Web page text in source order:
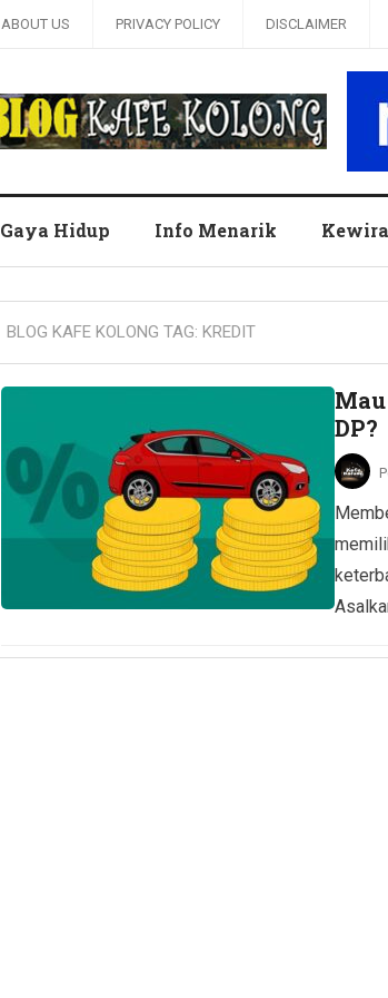
ABOUT US PRIVACY POLICY DISCLAIMER
Gaya Hidup Info Menarik
BLOG KAFE KOLONG TAG: KREDIT
DP?